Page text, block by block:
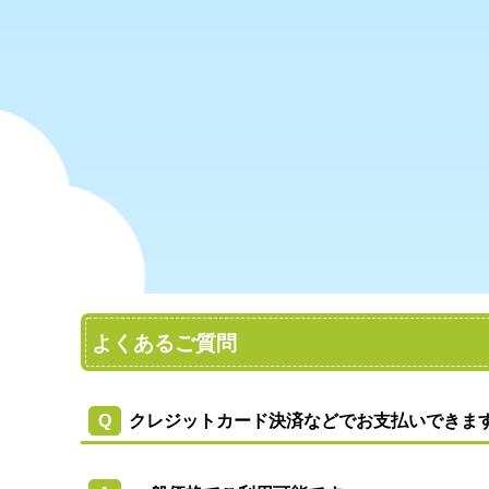
よくあるご質問
Q クレジットカード決済などでお支払いできま